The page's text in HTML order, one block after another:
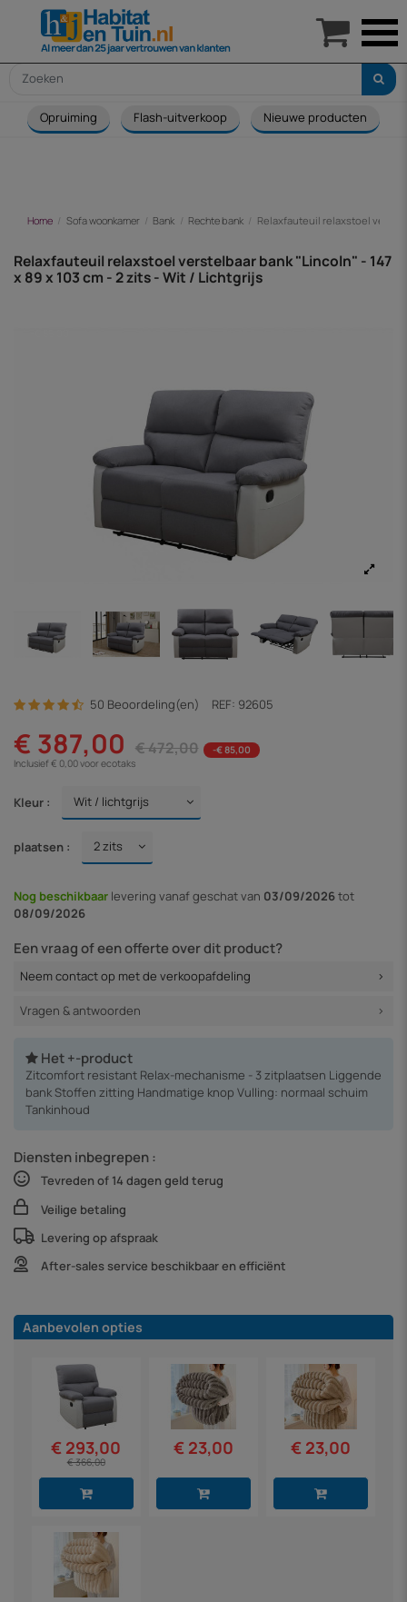
Opruiming Flash-uitverkoop Nieuwe producten
Home Sofa woonkamer Bank Rechte bank Relaxfauteuil relaxstoel
Relaxfauteuil relaxstoel verstelbaar bank "Lincoln" - 147
x 89 x 103 cm - 2 zits - Wit / Lichtgrijs
50 Beoordeling(en) REF: 92605
€ 387,00 € 472,00
-€ 85,00
Inclusief € 0,00 voor ecotaks
Kleur :
plaatsen :
Nog beschikbaar levering vanafgeschat van 03/09/2026tot
08/09/2026
Een vraag of een offerte over dit product?
Neem contact op met de verkoopafdeling
Vragen & antwoorden
Het +-product
Zitcomfort resistant Relax-mechanisme - 3 zitplaatsen Liggende
bank Stoffen zitting Handmatige knop Vulling: normaal schuim
Tankinhoud
Diensten inbegrepen :
Tevreden of 14 dagen geld terug
Veilige betaling
Levering op afspraak
After-sales service beschikbaar en efficiënt
Aanbevolen opties
€ 293,00
€ 366,00
€ 23,00 € 23,00
